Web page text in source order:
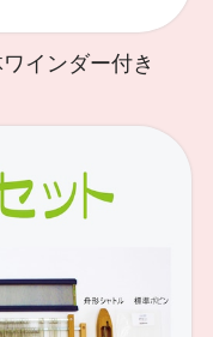
インダー付き